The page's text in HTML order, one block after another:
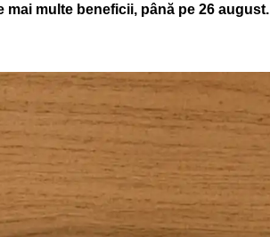
multe beneficii, până pe 26 august.